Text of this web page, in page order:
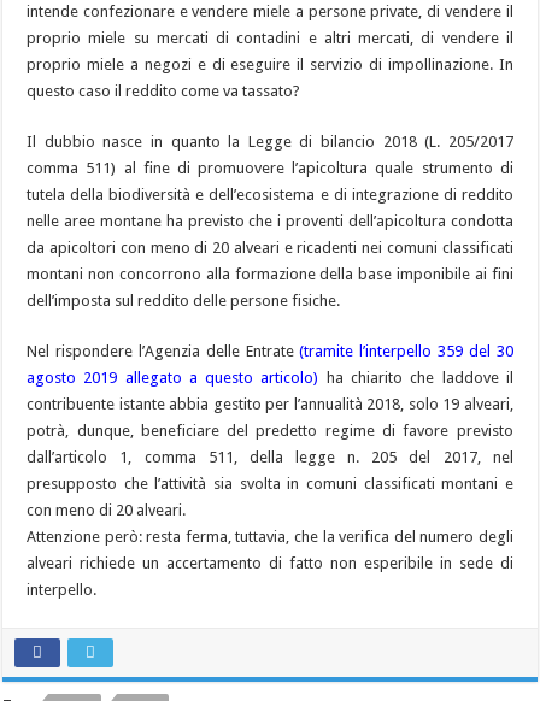
intende confezionare e vendere miele a persone private, di vendere il
proprio miele su mercati di contadini e altri mercati, di vendere il
proprio miele a negozi e di eseguire il servizio di impollinazione. In
questo caso il reddito come va tassato?
Il dubbio nasce in quanto la Legge di bilancio 2018 (L. 205/2017
comma 511) al fine di promuovere l’apicoltura quale strumento di
tutela della biodiversità e dell’ecosistema e di integrazione di reddito
nelle aree montane ha previsto che i proventi dell’apicoltura condotta
da apicoltori con meno di 20 alveari e ricadenti nei comuni classificati
montani non concorrono alla formazione della base imponibile ai fini
dell’imposta sul reddito delle persone fisiche.
Nel rispondere l’Agenzia delle Entrate(tramite l’interpello 359 del 30
agosto 2019 allegato a questo articolo) ha chiarito che laddove il
contribuente istante abbia gestito per l’annualità 2018, solo 19 alveari,
potrà, dunque, beneficiare del predetto regime di favore previsto
dall’articolo 1, comma 511, della legge n. 205 del 2017, nel
presupposto che l’attività sia svolta in comuni classificati montani e
con meno di 20 alveari.
Attenzione però: resta ferma, tuttavia, che la verifica del numero degli
alveari richiede un accertamento di fatto non esperibile in sede di
interpello.